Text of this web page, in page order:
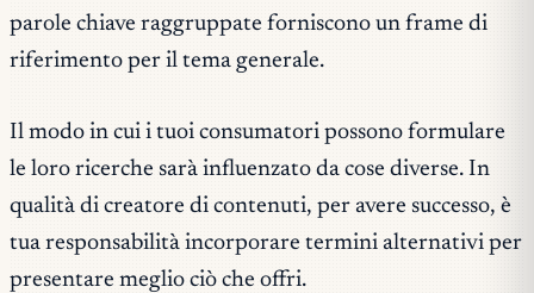
parole chiave raggruppate forniscono un frame di
riferimento per il tema generale.
Il modo in cui i tuoi consumatori possono formulare
le loro ricerche sarà influenzato da cose diverse. In
qualità di creatore di contenuti, per avere successo, è
tua responsabilità incorporare termini alternativi per
presentare meglio ciò che offri.